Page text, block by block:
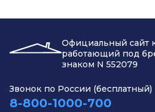
Официальный сайт
работающий под
знаком N 552079
Звонок по России (бесплатный)
8-800-1000-700